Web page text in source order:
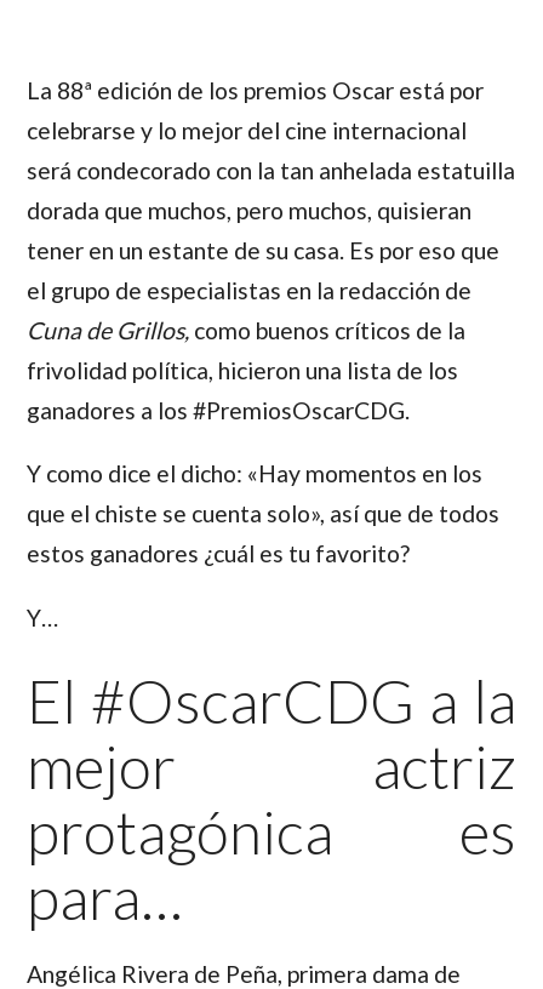
La 88ª edición de los premios Oscar está por
celebrarse y lo mejor del cine internacional
será condecorado con la tan anhelada estatuilla
dorada que muchos, pero muchos, quisieran
tener en un estante de su casa. Es por eso que
el grupo de especialistas en la redacción de
Cuna de Grillos, como buenos críticos de la
frivolidad política, hicieron una lista de los
ganadores a los#PremiosOscarCDG.
Y como dice el dicho: «Hay momentos en los
que el chiste se cuenta solo», así que de todos
estos ganadores ¿cuál es tu favorito?
Y…
El #OscarCDG a la
mejor actriz
protagónica es
para…
Angélica Rivera de Peña, primera dama de